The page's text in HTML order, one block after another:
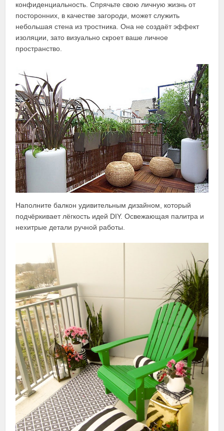
конфиденциальность. Спрячьте свою личную жизнь от
посторонних, в качестве загороди, может служить
небольшая стена из тростника. Она не создаёт эффект
изоляции, зато визуально скроет ваше личное
пространство.
Наполните балкон удивительным дизайном, который
подчёркивает лёгкость идей DIY. Освежающая палитра и
нехитрые детали ручной работы.